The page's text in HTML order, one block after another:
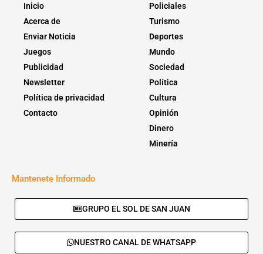
Inicio
Acerca de
Enviar Noticia
Juegos
Publicidad
Newsletter
Política de privacidad
Contacto
Policiales
Turismo
Deportes
Mundo
Sociedad
Política
Cultura
Opinión
Dinero
Minería
Mantenete Informado
GRUPO EL SOL DE SAN JUAN
NUESTRO CANAL DE WHATSAPP